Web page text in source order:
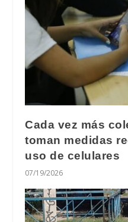
Cada vez más
toman medidas
uso de celulares
07/19/2026